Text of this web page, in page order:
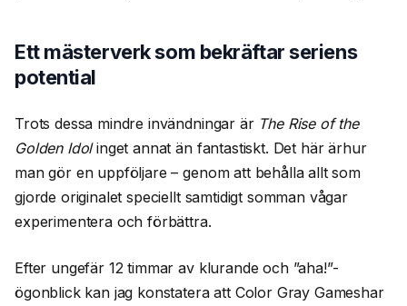
Ett mästerverk som bekräftar seriens
potential
Trots dessa mindre invändningar är The Rise of the
Golden Idolinget annat än fantastiskt. Det här ärhur
man gör en uppföljare – genom att behålla allt som
gjorde originalet speciellt samtidigt somman vågar
experimentera och förbättra.
Efter ungefär 12 timmar av klurande och ”aha!”-
ögonblick kan jag konstatera att Color Gray Gameshar